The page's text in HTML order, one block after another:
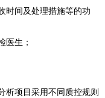
时间及处理措施等的功
医生；
析项目采用不同质控规则